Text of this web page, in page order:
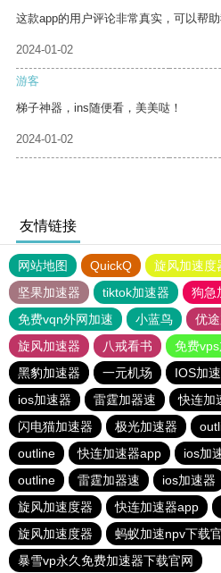
这款app的用户评论非常真实，可以帮助
2024-01-02
游客
梯子神器，ins随便看，美美哒！
2024-01-02
友情链接
网站地图 QuickQ 旋风加速度
坚果加速器
tiktok加速器
狗急
免费vqn外网加速
小蓝鸟 优
旋风加速器
八戒看书
免费
黑豹加速器
一元机场 IOS加
ios加速器
雷霆加器速 快连加
闪电猫加速器
极光加速器
outline
快连加速器app ios加
outline
雷霆加器速 ios加速器
旋风加速度器
快连加速器app
旋风加速度器
蚂蚁加速npv下载
暴雪vp永久免费加速器下载官网